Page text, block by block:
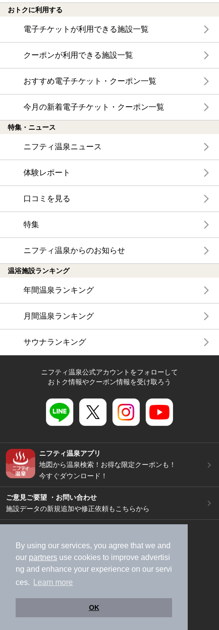
By using our services, you agree that we and
our partners use cookies to improve advertisi
ng and enhance your experience on our servi
ces.
Learn more
OK
おトクに利用する
電子チケットが利用できる施設一覧
クーポンが利用できる施設一覧
おすすめ電子チケット・クーポン一覧
今月の新着電子チケット・クーポン一覧
特集・ニュース
ニフティ温泉ニュース
体験レポート
口コミを見る
特集
ニフティ温泉からのお知らせ
温浴施設ランキング
年間温泉ランキング
月間温泉ランキング
サウナランキング
ニフティ温泉公式アカウントをフォローして
おトク情報やクーポン情報を受け取ろう
ニフティ温泉アプリ
地図から温泉検索！お得な限定クーポンも！
今すぐダウンロード！
ご意見ご要望 ・お問い合わせ
施設データの新規追加や修正依頼もこちらから
加盟店募集（資料請求）
広告出稿のご案内
利用規約
ライフスタイルMEMBERS+規約
特定商取引法に基づく表記
ヘルプ
採用情報
運営会社